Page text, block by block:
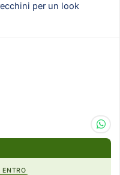
per un look
ENTRO